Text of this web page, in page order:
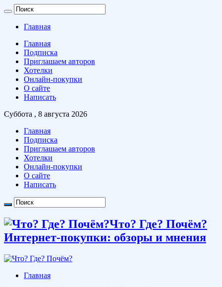
Главная
Главная
Подписка
Приглашаем авторов
Хотелки
Онлайн-покупки
О сайте
Написать
Суббота , 8 августа 2026
Главная
Подписка
Приглашаем авторов
Хотелки
Онлайн-покупки
О сайте
Написать
Что? Где? Почём?
Интернет-покупки: обзоры и мнения
Главная